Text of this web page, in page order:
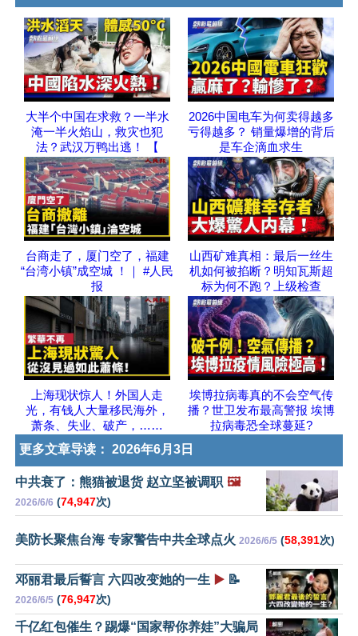
大半个中国在求救？一半水
淹一半火焰山，救灾也犯
法？武汉万鸭出逃！ 【
2026中国电车为何卖得越多
亏得越多？ 销量爆增的背后
是车企滴血求生
台商走了，厦门空了，福建
“台湾小镇”成空城 ！｜ #人民
报
山西矿难真相：最后一丝生
机如何被掐断？明知瓦斯超
标为何不跑？上级检查
上海现状惊人！外国人走
光，有钱人大量移民海外，
萧条、失业、破产，……
埃博拉病毒真的不会空气传
播？世卫发布最高警报 埃博
拉病毒恐全球蔓延?
更多文章导读： 2026年6月3日
中共衰了：熊猫被退货 赵立坚被调职 🖼️
2026/6/6 (74,947次)
美防长聚焦台海 专家警告中共全球点火 2026/6/5 (58,391次)
邓丽君最后誓言 六四改变她的一生 ▶️ 📝
2026/6/5 (76,947次)
千亿红包催生？踢爆“国家帮你养娃”大骗局